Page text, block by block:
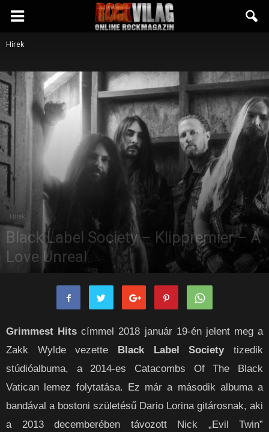
Rockvilág.hu
rockmagazin
Hírek
Hírek
Black Label Society – Klippremier – A
Love Unreal
2018-02-20
Grimmest Hits címmel 2018 január 19-én jelent meg a
Zakk Wylde vezette Black Label Societytizedik
stúdióalbuma, a 2014-es Catacombs Of The Black
Vatican lemez folytatása. Ez már a második albuma a
bandával a bostoni születésű Dario Lorina gitárosnak, aki
a 2013 decemberében távozott Nick „Evil Twin”